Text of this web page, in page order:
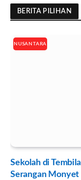
BERITA PILIHAN
NUSANTARA
Sekolah di
Serangan Monyet